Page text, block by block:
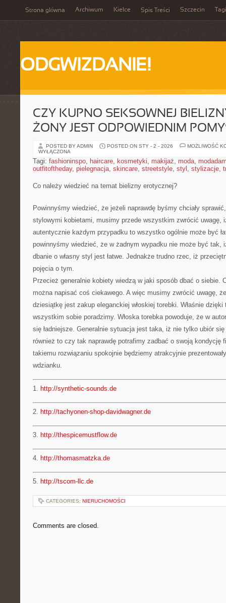
Strona główna Archiwum Kielce Spis Treści Szczecin Tagi
ODGWIZDANIE!
CZY KUPNO SEKSOWNEJ
ŻONY JEST ODPOWIEDNIM
POSTED BY ADMIN POSTED ON STY - 2 - 2026
MOŻLIWOŚĆ
WYŁĄCZONA
Tagi: fashioninspo, haircare, kosmetyki, makijaż, moda,
outfitoftheday, pielegnacja, skincare, streetstyle, styl , stylizacje,
Co należy wiedzieć na temat bielizny erotycznej?
Powinnyśmy wiedzieć, że jeżeli naprawdę byśmy chciały
stylowymi kobietami, musimy przede wszystkim zwrócić uwagę,
autentycznie każdym przypadku to wszystko ogólnie może być
powinnyśmy wiedzieć, że w żadnym wypadku nie może być tak,
dbanie o własny styl jest łatwe. Jednakże trudno rzec, iż
pojęcia o tym.
Przecież generalnie kobiety wiedzą w jaki sposób dbać o siebie.
można napisać coś ciekawego. A więc musimy zwrócić uwagę,
dziesiątkę jest zakup eleganckiej włoskiej torebki. Właśnie
wszystkim sobie poradzimy. Włoska torebka powoduje, że w
się ładniejsze. Generalnie sytuacja jest taka, iż nie tylko ubiór
również to czy tak naprawdę potrafimy zadbać o swoją kondycję
takiemu rozwiązaniu spokojnie będziemy atrakcyjnie
wdzianku.
1. http://synthetic-sounds.de
2. http://tachyonen-shop-davidwagner.de
3. http://thespicemustflow.de
4. http://thomasmatzka.de
5. http://tscom-llc.de
CATEGORIES: NIERUCHOMOŚCI
Comments are closed.